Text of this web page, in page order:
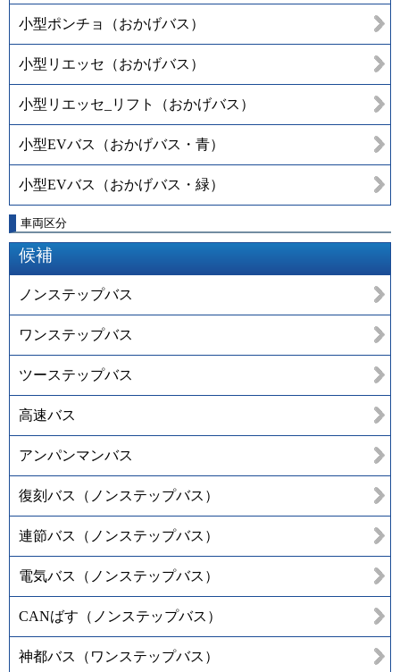
小型ポンチョ（おかげバス）
小型リエッセ（おかげバス）
小型リエッセ_リフト（おかげバス）
小型EVバス（おかげバス・青）
小型EVバス（おかげバス・緑）
車両区分
候補
ノンステップバス
ワンステップバス
ツーステップバス
高速バス
アンパンマンバス
復刻バス（ノンステップバス）
連節バス（ノンステップバス）
電気バス（ノンステップバス）
CANばす（ノンステップバス）
神都バス（ワンステップバス）